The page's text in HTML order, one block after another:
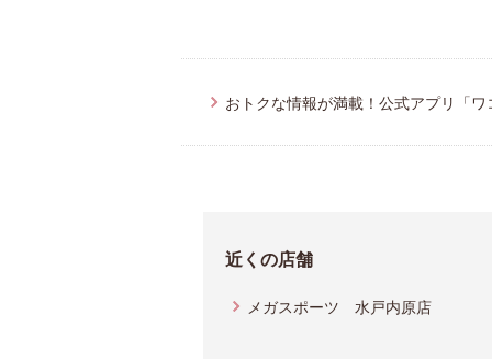
おトクな情報が満載！公式アプリ「ワ
近くの店舗
メガスポーツ 水戸内原店